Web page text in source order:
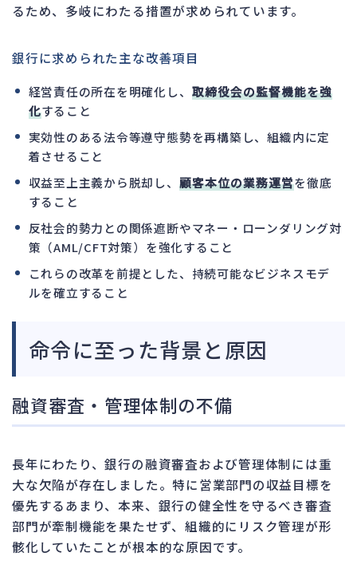
るため、多岐にわたる措置が求められています。
銀行に求められた主な改善項目
経営責任の所在を明確化し、 取締役会の監督機能を強
化すること
実効性のある法令等遵守態勢を再構築し、組織内に定
着させること
収益至上主義から脱却し、 顧客本位の業務運営を徹底
すること
反社会的勢力との関係遮断やマネー・ローンダリング対
策（AML/CFT対策）を強化すること
これらの改革を前提とした、持続可能なビジネスモデ
ルを確立すること
命令に至った背景と原因
融資審査・管理体制の不備
長年にわたり、銀行の融資審査および管理体制には重
大な欠陥が存在しました。特に営業部門の収益目標を
優先するあまり、本来、銀行の健全性を守るべき審査
部門が牽制機能を果たせず、組織的にリスク管理が形
骸化していたことが根本的な原因です。